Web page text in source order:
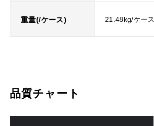
重量(/ケース) 21.48kg/ケース
品質チャート